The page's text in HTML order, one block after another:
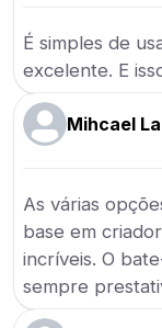
É simples de
excelente. E
Mihcael La
As várias
base em
incríveis. O
sempre